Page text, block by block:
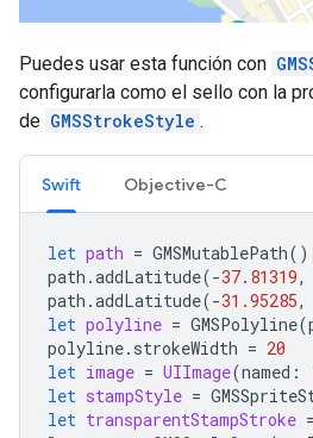
Puedes usar esta función con
configurarla como el sello con la
de GMSStrokeStyle .
Swift Objective-C
let path = GMSMutablePath()
path .addLatitude(-37.81319,
path .addLatitude(-31.95285,
let polyline = GMSPolyline(
polyline. strokeWidth = 20
let image = UIImage(named :
let stampStyle =
let transparentStampStroke =